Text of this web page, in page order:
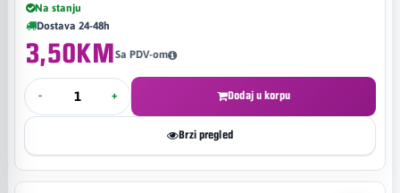
Na stanju
Dostava 24-48h
3,50KMSa PDV-om
- + Dodaj u korpu
Brzi pregled